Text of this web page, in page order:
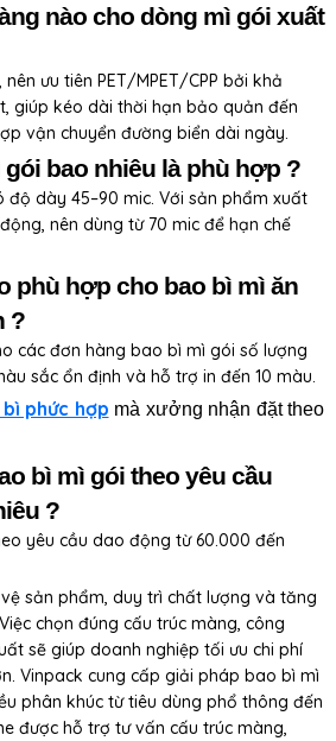
nào cho dòng mì gói xuất
ưu tiên PET/MPET/CPP bởi khả
giúp kéo dài thời hạn bảo quản đến
vận chuyển đường biển dài ngày.
bao nhiêu là phù hợp ?
độ dày 45–90 mic. Với sản phẩm xuất
nên dùng từ 70 mic để hạn chế
phù hợp cho bao bì mì ăn
?
các đơn hàng bao bì mì gói số lượng
sắc ổn định và hỗ trợ in đến 10 màu.
phức hợp mà xưởng nhận đặt theo
bì mì gói theo yêu cầu
?
yêu cầu dao động từ 60.000 đến
sản phẩm, duy trì chất lượng và tăng
chọn đúng cấu trúc màng, công
sẽ giúp doanh nghiệp tối ưu chi phí
Vinpack cung cấp giải pháp bao bì mì
phân khúc từ tiêu dùng phổ thông đến
được hỗ trợ tư vấn cấu trúc màng,